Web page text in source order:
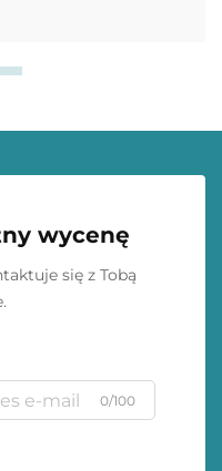
wycenę
się z Tobą
0/100